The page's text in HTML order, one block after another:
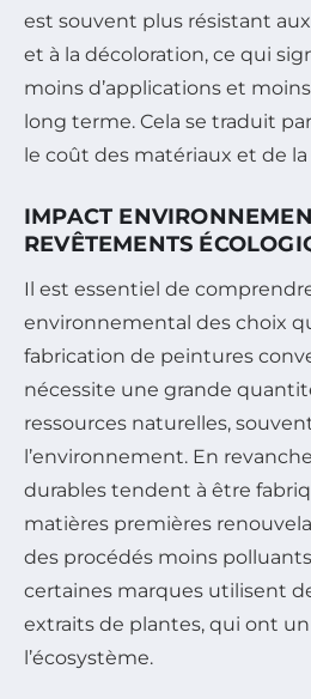
est souvent plus résistant
et à la décoloration, ce qui
moins d’applications et
long terme. Cela se traduit
le coût des matériaux et de
IMPACT
REVÊTEMENTS
Il est essentiel de
environnemental des choix
fabrication de peintures
nécessite une grande
ressources naturelles,
l’environnement. En
durables tendent à être
matières premières
des procédés moins
certaines marques utilisent
extraits de plantes, qui ont
l’écosystème.